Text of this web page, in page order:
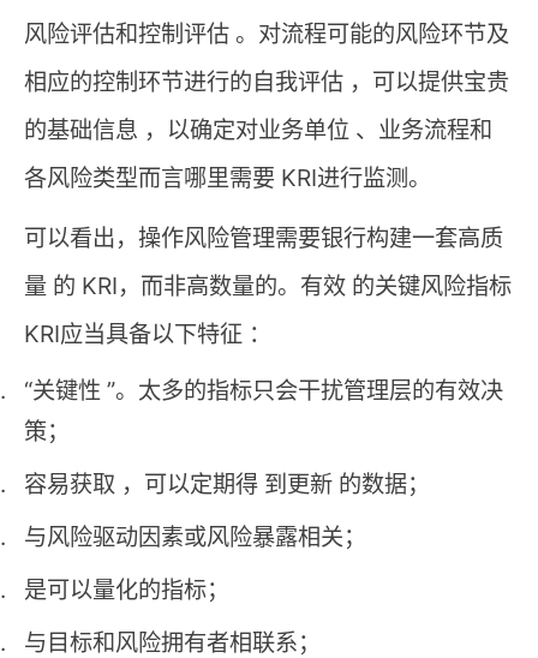
风险评估和控制评估 。对流程可能的风险环节及
相应的控制环节进行的自我评估 ，可以提供宝贵
的基础信息 ，以确定对业务单位 、业务流程和
各风险类型而言哪里需要 KRI进行监测。
可以看出，操作风险管理需要银行构建一套高质
量 的 KRI，而非高数量的。有效 的关键风险指标
KRI应当具备以下特征 ：
“关键性 ”。太多的指标只会干扰管理层的有效决
策；
容易获取 ，可以定期得 到更新 的数据；
与风险驱动因素或风险暴露相关；
是可以量化的指标；
与目标和风险拥有者相联系；